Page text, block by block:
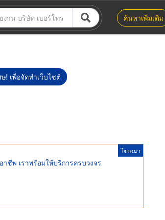
ค้นหาเพิ่มเติม
! เพื่อจัดทำเว็บไซต์
โฆษณา
ชีพ เราพร้อมให้บริการครบวงจร